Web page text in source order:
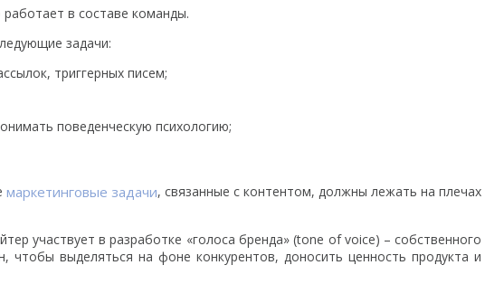
в составе команды.
задачи:
триггерных писем;
поведенческую психологию;
маркетинговые задачи, связанные с контентом, должны лежать на плечах
участвует в разработке «голоса бренда» (tone of voice) – собственного
выделяться на фоне конкурентов, доносить ценность продукта и